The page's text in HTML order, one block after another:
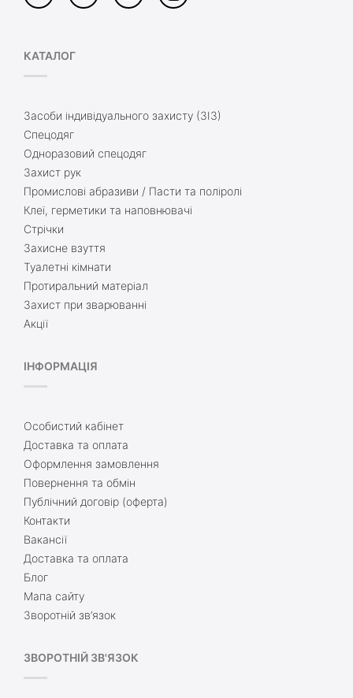
КАТАЛОГ
Засоби індивідуального захисту (ЗІЗ)
Спецодяг
Одноразовий спецодяг
Захист рук
Промислові абразиви / Пасти та поліролі
Клеї, герметики та наповнювачі
Стрічки
Захисне взуття
Туалетні кімнати
Протиральний матеріал
Захист при зварюванні
Акції
ІНФОРМАЦІЯ
Особистий кабінет
Доставка та оплата
Оформлення замовлення
Повернення та обмін
Публічний договір (оферта)
Контакти
Вакансії
Доставка та оплата
Блог
Мапа сайту
Зворотній зв’язок
ЗВОРОТНІЙ ЗВ'ЯЗОК